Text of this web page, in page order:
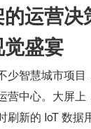
运营决
盛宴
少智慧城市项目
营中心。大屏上
刷新的 IoT 数据